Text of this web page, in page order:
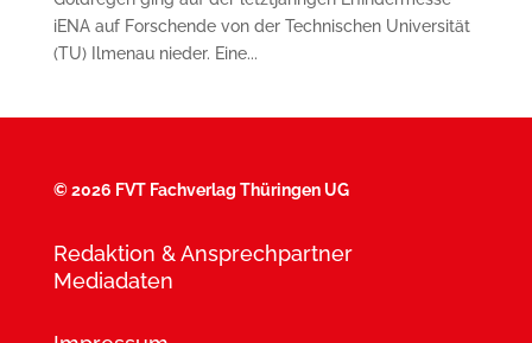
iENA auf Forschende von der Technischen Universität
(TU) Ilmenau nieder. Eine...
©2026 FVT Fachverlag Thüringen UG
Redaktion & Ansprechpartner
Mediadaten